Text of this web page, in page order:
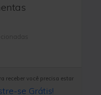
receber você precisa estar
se Grátis!